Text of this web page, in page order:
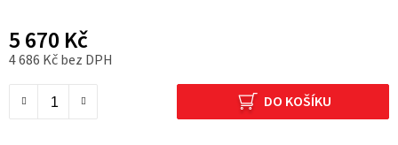
5 670 Kč
4 686 Kč bez DPH
DO KOŠÍKU